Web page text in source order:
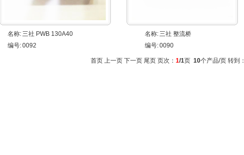
名称:三社 PWB 130A40
编号:0092
名称:三社 整流桥
编号:0090
首页 上一页 下一页 尾页 页次： 1/1页 10个产品/页 转到：